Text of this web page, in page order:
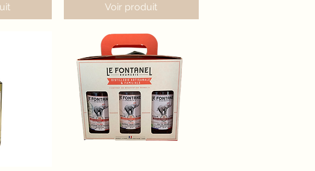
Voir produit